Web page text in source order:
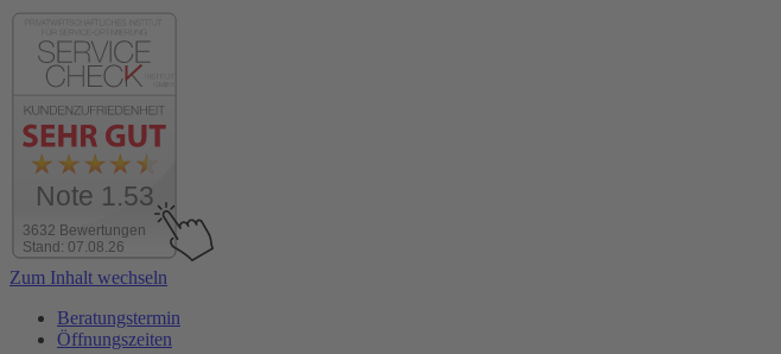
3632 Bewertungen
Stand: 07.08.26
Note 1.53
Zum Inhalt wechseln
Beratungstermin
Öffnungszeiten